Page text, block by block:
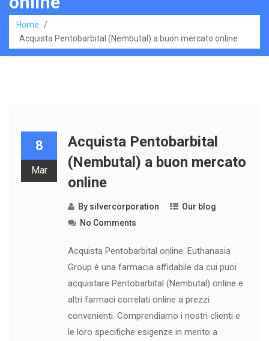
Home
/
Acquista Pentobarbital (Nembutal) a buon mercato online
8
Mar
Acquista Pentobarbital
(Nembutal) a buon mercato
online
By silvercorporation
Our blog
No Comments
Acquista Pentobarbital online. Euthanasia
Group è una farmacia affidabile da cui puoi
acquistare Pentobarbital (Nembutal) online e
altri farmaci correlati online a prezzi
convenienti. Comprendiamo i nostri clienti e
le loro specifiche esigenze in merito a